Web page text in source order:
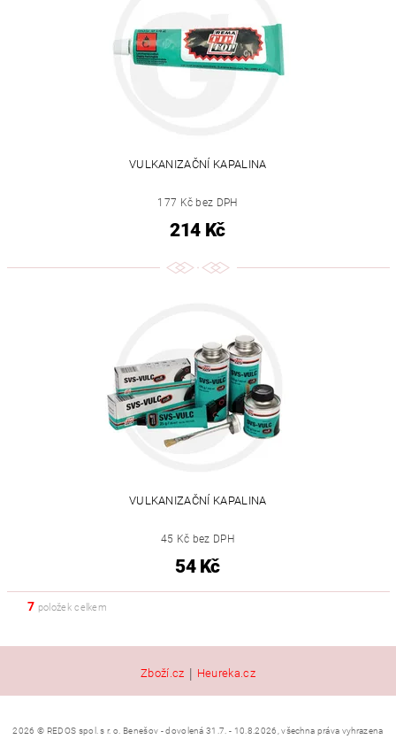
VULKANIZAČNÍ KAPALINA
177 Kč bez DPH
214 Kč
VULKANIZAČNÍ KAPALINA
45 Kč bez DPH
54 Kč
7 položek celkem
Zboží.cz Heureka.cz
2026 © REDOS spol. s r. o. Benešov - dovolená 31.7. - 10.8.2026, všechna práva vyhrazena